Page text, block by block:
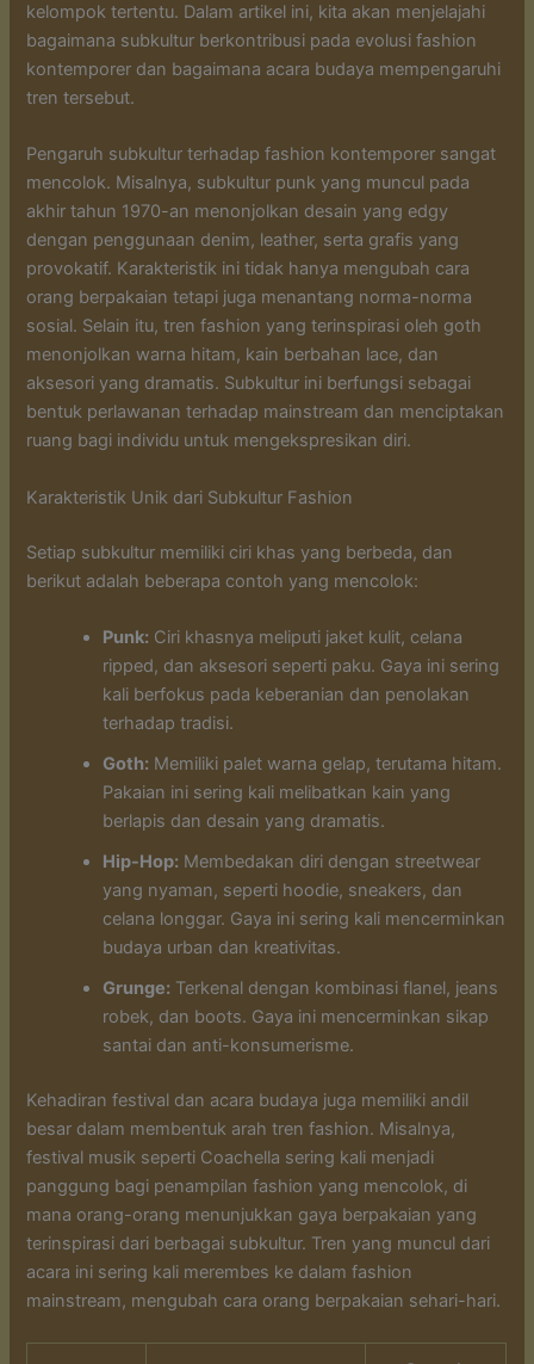
kelompok tertentu. Dalam artikel ini, kita akan menjelajahi
bagaimana subkultur berkontribusi pada evolusi fashion
kontemporer dan bagaimana acara budaya mempengaruhi
tren tersebut.
Pengaruh subkultur terhadap fashion kontemporer sangat
mencolok. Misalnya, subkultur punk yang muncul pada
akhir tahun 1970-an menonjolkan desain yang edgy
dengan penggunaan denim, leather, serta grafis yang
provokatif. Karakteristik ini tidak hanya mengubah cara
orang berpakaian tetapi juga menantang norma-norma
sosial. Selain itu, tren fashion yang terinspirasi oleh goth
menonjolkan warna hitam, kain berbahan lace, dan
aksesori yang dramatis. Subkultur ini berfungsi sebagai
bentuk perlawanan terhadap mainstream dan menciptakan
ruang bagi individu untuk mengekspresikan diri.
Karakteristik Unik dari Subkultur Fashion
Setiap subkultur memiliki ciri khas yang berbeda, dan
berikut adalah beberapa contoh yang mencolok:
Punk: Ciri khasnya meliputi jaket kulit, celana
ripped, dan aksesori seperti paku. Gaya ini sering
kali berfokus pada keberanian dan penolakan
terhadap tradisi.
Goth: Memiliki palet warna gelap, terutama hitam.
Pakaian ini sering kali melibatkan kain yang
berlapis dan desain yang dramatis.
Hip-Hop: Membedakan diri dengan streetwear
yang nyaman, seperti hoodie, sneakers, dan
celana longgar. Gaya ini sering kali mencerminkan
budaya urban dan kreativitas.
Grunge: Terkenal dengan kombinasi flanel, jeans
robek, dan boots. Gaya ini mencerminkan sikap
santai dan anti-konsumerisme.
Kehadiran festival dan acara budaya juga memiliki andil
besar dalam membentuk arah tren fashion. Misalnya,
festival musik seperti Coachella sering kali menjadi
panggung bagi penampilan fashion yang mencolok, di
mana orang-orang menunjukkan gaya berpakaian yang
terinspirasi dari berbagai subkultur. Tren yang muncul dari
acara ini sering kali merembes ke dalam fashion
mainstream, mengubah cara orang berpakaian sehari-hari.